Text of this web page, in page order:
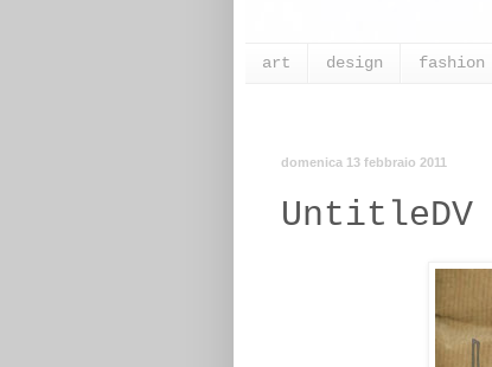
art design fashion
domenica 13 febbraio 2011
UntitleDV